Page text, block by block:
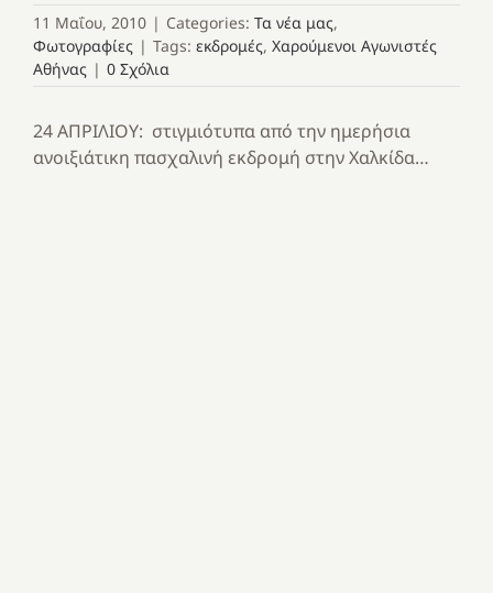
11 Μαΐου, 2010 | Categories: Τα νέα μας,
Φωτογραφίες | Tags: εκδρομές, Χαρούμενοι Αγωνιστές
Αθήνας | 0 Σχόλια
24 ΑΠΡΙΛΙΟΥ: στιγμιότυπα από την ημερήσια
ανοιξιάτικη πασχαλινή εκδρομή στην Χαλκίδα…